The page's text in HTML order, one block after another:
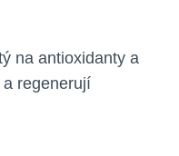
na antioxidanty a
regenerují